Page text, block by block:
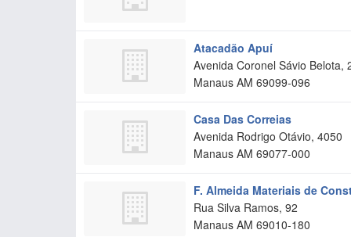
Atacadão Apuí
Avenida Coronel Sávio Belota,
Manaus AM 69099-096
Casa Das Correias
Avenida Rodrigo Otávio, 4050
Manaus AM 69077-000
F. Almeida Materiais de
Rua Silva Ramos, 92
Manaus AM 69010-180